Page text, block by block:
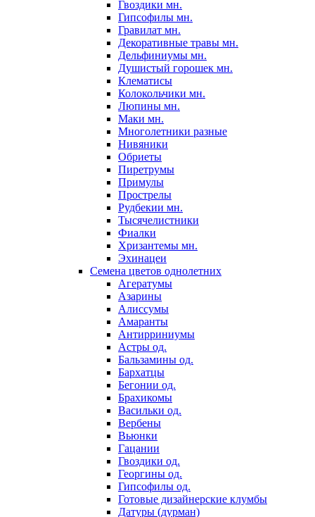
Гвоздики мн.
Гипсофилы мн.
Гравилат мн.
Декоративные травы мн.
Дельфиниумы мн.
Душистый горошек мн.
Клематисы
Колокольчики мн.
Люпины мн.
Маки мн.
Многолетники разные
Нивяники
Обриеты
Пиретрумы
Примулы
Прострелы
Рудбекии мн.
Тысячелистники
Фиалки
Хризантемы мн.
Эхинацеи
Семена цветов однолетних
Агератумы
Азарины
Алиссумы
Амаранты
Антирриниумы
Астры од.
Бальзамины од.
Бархатцы
Бегонии од.
Брахикомы
Васильки од.
Вербены
Вьюнки
Гацании
Гвоздики од.
Георгины од.
Гипсофилы од.
Готовые дизайнерские клумбы
Датуры (дурман)